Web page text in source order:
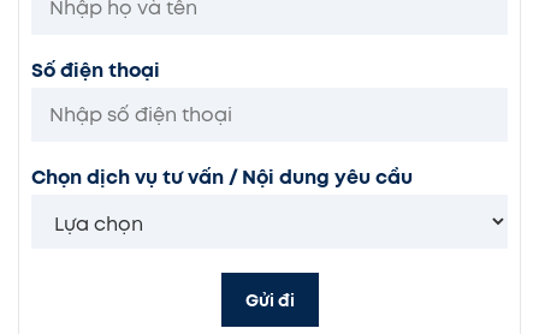
Số điện thoại
Chọn dịch vụ tư vấn / Nội dung yêu cầu
Gửi đi